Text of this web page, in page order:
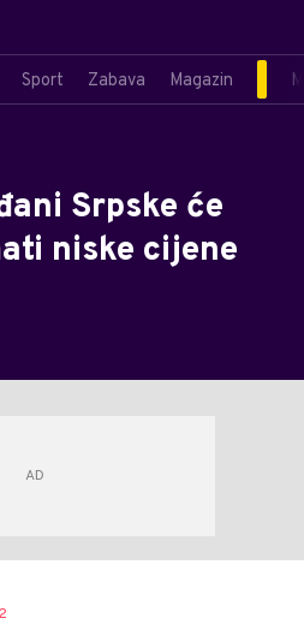
Sport Zabava Magazin
Srpske će
niske cijene
2